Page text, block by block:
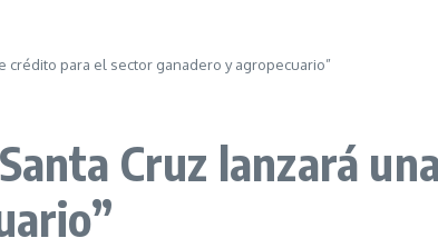
crédito para el sector ganadero y agropecuario”
Cruz lanzará